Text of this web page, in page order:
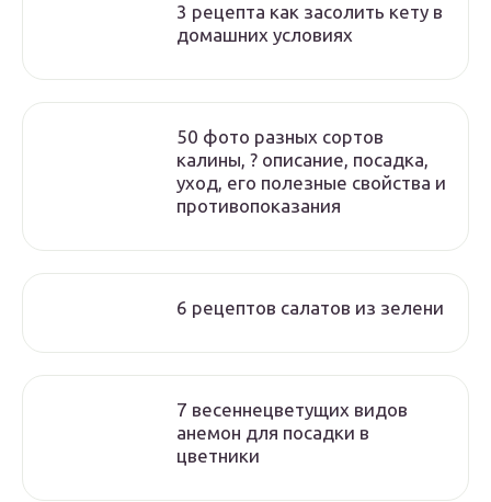
3 рецепта как засолить кету в
домашних условиях
50 фото разных сортов
калины, ? описание, посадка,
уход, его полезные свойства и
противопоказания
6 рецептов салатов из зелени
7 весеннецветущих видов
анемон для посадки в
цветники